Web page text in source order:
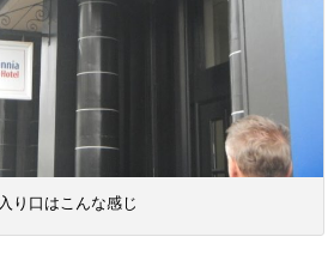
入り口はこんな感じ